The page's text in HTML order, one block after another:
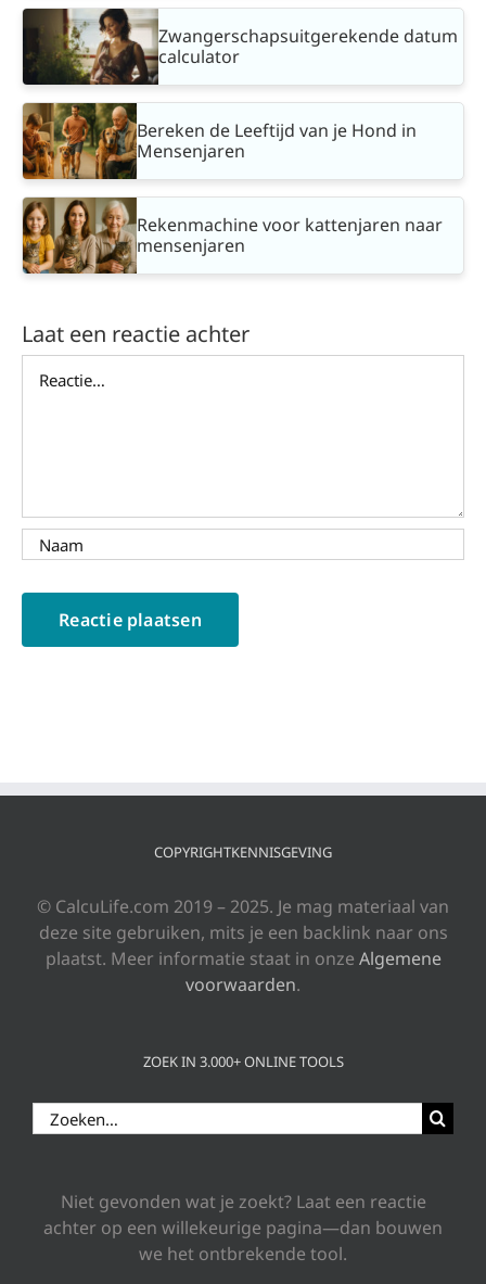
Zwangerschapsuitgerekende datum
calculator
Bereken de Leeftijd van je Hond in
Mensenjaren
Rekenmachine voor kattenjaren naar
mensenjaren
Laat een reactie achter
COPYRIGHTKENNISGEVING
© CalcuLife.com 2019 – 2025. Je mag materiaal van
deze site gebruiken, mits je een backlink naar ons
plaatst. Meer informatie staat in onze Algemene
voorwaarden.
ZOEK IN 3.000+ ONLINE TOOLS
Zoeken
naar:
Niet gevonden wat je zoekt? Laat een reactie
achter op een willekeurige pagina—dan bouwen
we het ontbrekende tool.